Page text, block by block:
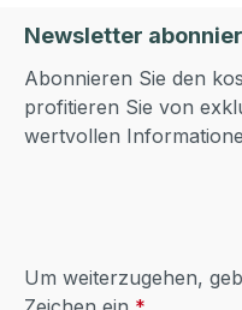
Newsletter
Abonnieren Sie den
profitieren Sie von
wertvollen
Um weiterzugehen,